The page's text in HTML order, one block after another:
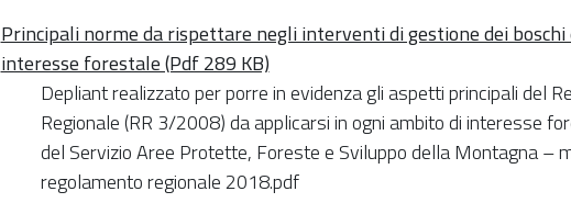
Principali norme da rispettare negli interventi di gestione dei
interesse forestale (Pdf 289 KB)
Depliant realizzato per porre in evidenza gli aspetti principali del
Regionale (RR 3/2008) da applicarsi in ogni ambito di interesse
del Servizio Aree Protette, Foreste e Sviluppo della Montagna –
regolamento regionale 2018.pdf